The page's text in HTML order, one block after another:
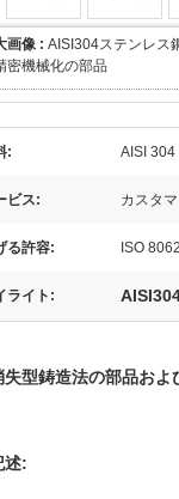
画像 : AISI304ステンレス
密機械化の部品
: AISI 304
ビス: カスタ
る許容: ISO
ライト:
失型鋳造法の部品お
述: